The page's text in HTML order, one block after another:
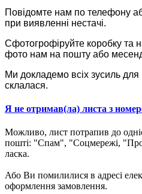
Повідомте нам по телефону
при виявленні нестачі.
Сфотогрофіруйте коробку та
фото нам на пошту або
Ми докладемо всіх зусиль
склалася.
Я не отримав(ла) листа з
Можливо, лист потрапив до
пошті: "Спам", "Соцмережі,
ласка.
Або Ви помилилися в адресі
оформлення замовлення.